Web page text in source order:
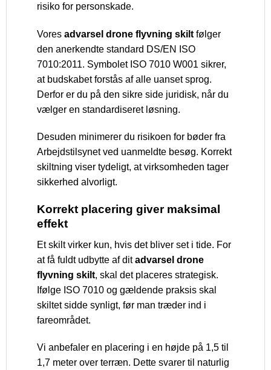
risiko for personskade.
Vores advarsel drone flyvning skilt følger
den anerkendte standard DS/EN ISO
7010:2011. Symbolet ISO 7010 W001 sikrer,
at budskabet forstås af alle uanset sprog.
Derfor er du på den sikre side juridisk, når du
vælger en standardiseret løsning.
Desuden minimerer du risikoen for bøder fra
Arbejdstilsynet ved uanmeldte besøg. Korrekt
skiltning viser tydeligt, at virksomheden tager
sikkerhed alvorligt.
Korrekt placering giver maksimal
effekt
Et skilt virker kun, hvis det bliver set i tide. For
at få fuldt udbytte af ditadvarsel drone
flyvning skilt, skal det placeres strategisk.
Ifølge ISO 7010 og gældende praksis skal
skiltet sidde synligt, før man træder ind i
fareområdet.
Vi anbefaler en placering i en højde på 1,5 til
1,7 meter over terræn. Dette svarer til naturlig